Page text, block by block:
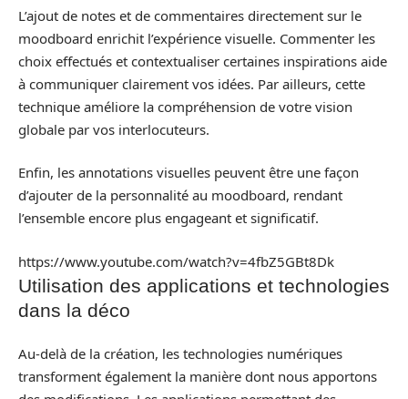
L’ajout de notes et de commentaires directement sur le
moodboard enrichit l’expérience visuelle. Commenter les
choix effectués et contextualiser certaines inspirations aide
à communiquer clairement vos idées. Par ailleurs, cette
technique améliore la compréhension de votre vision
globale par vos interlocuteurs.
Enfin, les annotations visuelles peuvent être une façon
d’ajouter de la personnalité au moodboard, rendant
l’ensemble encore plus engageant et significatif.
https://www.youtube.com/watch?v=4fbZ5GBt8Dk
Utilisation des applications et technologies
dans la déco
Au-delà de la création, les technologies numériques
transforment également la manière dont nous apportons